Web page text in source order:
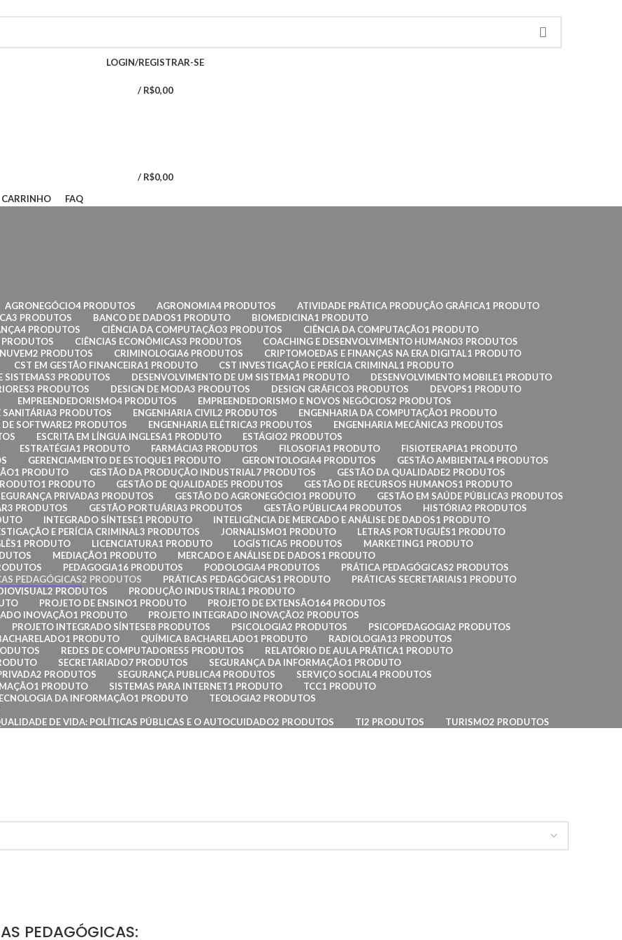
LOGIN/REGISTRAR-SE
/ R$0,00
/ R$0,00
CARRINHO FAQ
AGRONEGÓCIO4 PRODUTOS AGRONOMIA4 PRODUTOS ATIVIDADE PRÁTICA PRODUÇÃO GRÁFICA1 PRODUTO
3 PRODUTOS BANCO DE DADOS1 PRODUTO BIOMEDICINA1 PRODUTO
4 PRODUTOS CIÊNCIA DA COMPUTAÇÃO3 PRODUTOS CIÊNCIA DA COMPUTAÇÃO1 PRODUTO
CIÊNCIAS ECONÔMICAS3 PRODUTOS COACHING E DESENVOLVIMENTO HUMANO3 PRODUTOS
2 PRODUTOS CRIMINOLOGIA6 PRODUTOS CRIPTOMOEDAS E FINANÇAS NA ERA DIGITAL1 PRODUTO
CST EM GESTÃO FINANCEIRA1 PRODUTO CST INVESTIGAÇÃO E PERÍCIA CRIMINAL1 PRODUTO
SISTEMAS3 PRODUTOS DESENVOLVIMENTO DE UM SISTEMA1 PRODUTO DESENVOLVIMENTO MOBILE1 PRODUTO
3 PRODUTOS DESIGN DE MODA3 PRODUTOS DESIGN GRÁFICO3 PRODUTOS DEVOPS1 PRODUTO
EMPREENDEDORISMO4 PRODUTOS EMPREENDEDORISMO E NOVOS NEGÓCIOS2 PRODUTOS
SANITÁRIA3 PRODUTOS ENGENHARIA CIVIL2 PRODUTOS ENGENHARIA DA COMPUTAÇÃO1 PRODUTO
SOFTWARE2 PRODUTOS ENGENHARIA ELÉTRICA3 PRODUTOS ENGENHARIA MECÂNICA3 PRODUTOS
ESCRITA EM LÍNGUA INGLESA1 PRODUTO ESTÁGIO2 PRODUTOS
ESTRATÉGIA1 PRODUTO FARMÁCIA3 PRODUTOS FILOSOFIA1 PRODUTO FISIOTERAPIA1 PRODUTO
GERENCIAMENTO DE ESTOQUE1 PRODUTO GERONTOLOGIA4 PRODUTOS GESTÃO AMBIENTAL4 PRODUTOS
1 PRODUTO GESTÃO DA PRODUÇÃO INDUSTRIAL7 PRODUTOS GESTÃO DA QUALIDADE2 PRODUTOS
1 PRODUTO GESTÃO DE QUALIDADE5 PRODUTOS GESTÃO DE RECURSOS HUMANOS1 PRODUTO
PRIVADA3 PRODUTOS GESTÃO DO AGRONEGÓCIO1 PRODUTO GESTÃO EM SAÚDE PÚBLICA3 PRODUTOS
3 PRODUTOS GESTÃO PORTUÁRIA3 PRODUTOS GESTÃO PÚBLICA4 PRODUTOS HISTÓRIA2 PRODUTOS
INTEGRADO SÍNTESE1 PRODUTO INTELIGÊNCIA DE MERCADO E ANÁLISE DE DADOS1 PRODUTO
E PERÍCIA CRIMINAL3 PRODUTOS JORNALISMO1 PRODUTO LETRAS PORTUGUÊS1 PRODUTO
1 PRODUTO LICENCIATURA1 PRODUTO LOGÍSTICA5 PRODUTOS MARKETING1 PRODUTO
MEDIAÇÃO1 PRODUTO MERCADO E ANÁLISE DE DADOS1 PRODUTO
PEDAGOGIA16 PRODUTOS PODOLOGIA4 PRODUTOS PRÁTICA PEDAGÓGICAS2 PRODUTOS
PEDAGÓGICAS2 PRODUTOS PRÁTICAS PEDAGÓGICAS1 PRODUTO PRÁTICAS SECRETARIAIS1 PRODUTO
2 PRODUTOS PRODUÇÃO INDUSTRIAL1 PRODUTO
PROJETO DE ENSINO1 PRODUTO PROJETO DE EXTENSÃO164 PRODUTOS
INOVAÇÃO1 PRODUTO PROJETO INTEGRADO INOVAÇÃO2 PRODUTOS
PROJETO INTEGRADO SÍNTESE8 PRODUTOS PSICOLOGIA2 PRODUTOS PSICOPEDAGOGIA2 PRODUTOS
1 PRODUTO QUÍMICA BACHARELADO1 PRODUTO RADIOLOGIA13 PRODUTOS
REDES DE COMPUTADORES5 PRODUTOS RELATÓRIO DE AULA PRÁTICA1 PRODUTO
SECRETARIADO7 PRODUTOS SEGURANÇA DA INFORMAÇÃO1 PRODUTO
2 PRODUTOS SEGURANÇA PUBLICA4 PRODUTOS SERVIÇO SOCIAL4 PRODUTOS
1 PRODUTO SISTEMAS PARA INTERNET1 PRODUTO TCC1 PRODUTO
DA INFORMAÇÃO1 PRODUTO TEOLOGIA2 PRODUTOS
DE VIDA: POLÍTICAS PÚBLICAS E O AUTOCUIDADO2 PRODUTOS TI2 PRODUTOS TURISMO2 PRODUTOS
PEDAGÓGICAS: